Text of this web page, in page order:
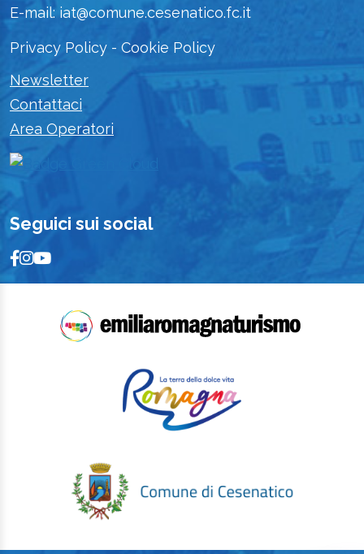
E-mail: iat@comune.cesenatico.fc.it
Privacy Policy - Cookie Policy
Newsletter
Contattaci
Area Operatori
Seguici sui social